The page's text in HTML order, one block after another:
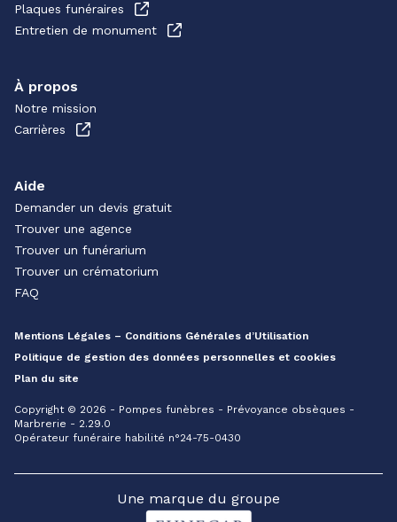
Plaques funéraires
Entretien de monument
À propos
Notre mission
Carrières
Aide
Demander un devis gratuit
Trouver une agence
Trouver un funérarium
Trouver un crématorium
FAQ
Mentions Légales – Conditions Générales d’Utilisation
Politique de gestion des données personnelles et cookies
Plan du site
Copyright © 2026 - Pompes funèbres - Prévoyance obsèques -
Marbrerie - 2.29.0
Opérateur funéraire habilité n°24-75-0430
Une marque du groupe